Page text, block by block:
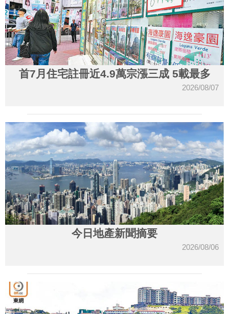
首7月住宅註冊近4.9萬宗漲三成 5載最多
2026/08/07
今日地產新聞摘要
2026/08/06